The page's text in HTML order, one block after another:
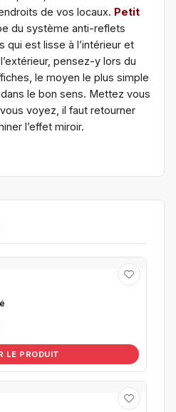
de vos locaux. Petit
du système anti-reflets
qui est lisse à l’intérieur et
pensez-y lors du
le moyen le plus simple
le bon sens. Mettez vous
voyez, il faut retourner
l’effet miroir.
LE PRODUIT